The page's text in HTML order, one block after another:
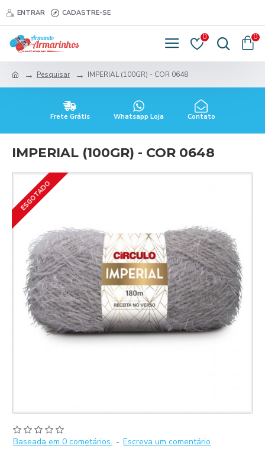
ENTRAR CADASTRE-SE
0 0
Pesquisar IMPERIAL (100GR) - COR 0648
Frete Grátis Whatsapp Loja Contato
IMPERIAL (100GR) - COR 0648
ESGOTADO
Baseada em 0 cometários. - Escreva um comentário